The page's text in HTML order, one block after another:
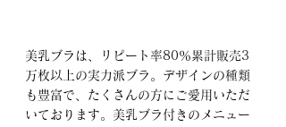
美乳ブラは、リピート率80％累計販売3
万枚以上の実力派ブラ。デザインの種類
も豊富で、たくさんの方にご愛用いただ
いております。美乳ブラ付きのメニュー